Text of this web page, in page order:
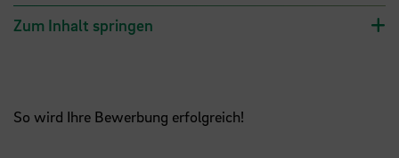
Zum Inhalt springen
So wird Ihre Bewerbung erfolgreich!